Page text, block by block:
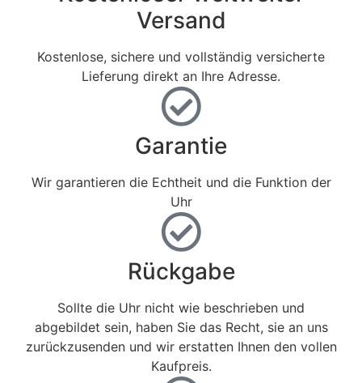
Versand
Kostenlose, sichere und vollständig versicherte
Lieferung direkt an Ihre Adresse.
Garantie
Wir garantieren die Echtheit und die Funktion der
Uhr
Rückgabe
Sollte die Uhr nicht wie beschrieben und
abgebildet sein, haben Sie das Recht, sie an uns
zurückzusenden und wir erstatten Ihnen den vollen
Kaufpreis.